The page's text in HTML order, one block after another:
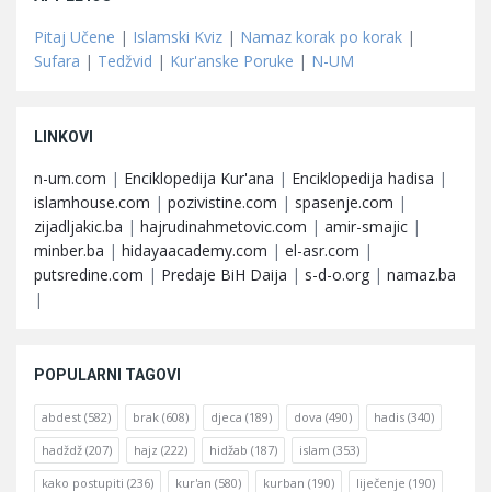
Pitaj Učene | Islamski Kviz | Namaz korak po korak |
Sufara | Tedžvid | Kur'anske Poruke | N-UM
LINKOVI
n-um.com | Enciklopedija Kur'ana | Enciklopedija hadisa |
islamhouse.com | pozivistine.com | spasenje.com |
zijadljakic.ba | hajrudinahmetovic.com | amir-smajic |
minber.ba | hidayaacademy.com | el-asr.com |
putsredine.com | Predaje BiH Daija | s-d-o.org | namaz.ba
|
POPULARNI TAGOVI
abdest (582) brak (608) djeca (189) dova (490) hadis (340)
hadždž (207) hajz (222) hidžab (187) islam (353)
kako postupiti (236) kur'an (580) kurban (190) liječenje (190)